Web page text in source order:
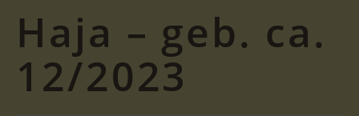
Haja – geb. ca.
12/2023